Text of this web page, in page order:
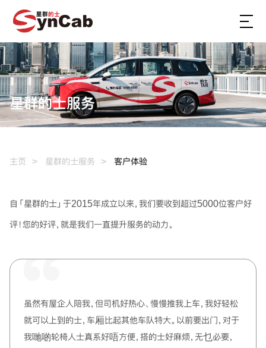
星群的士服务
主页 星群的士服务 客户体验
自「星群的士」于2015年成立以来，我们要收到超过5000位客户好
评！您的好评，就是我们一直提升服务的动力。
虽然有屋企人陪我，但司机好热心、慢慢推我上车，我好轻松
就可以上到的士，车厢比起其他车队特大。以前要出门，对于
我哋啲轮椅人士真系好唔方便，搭的士好麻烦，无乜必要，